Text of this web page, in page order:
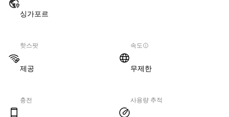
싱가포르
핫스팟
제공
속도
무제한
충전 사용량 추적